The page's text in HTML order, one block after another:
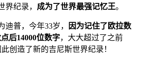
界纪录， 成为了世界最强记忆王。
普，今年33岁，
因为记住了欧拉数
后14000位数字，大大超过了之前
创造了新的吉尼斯世界纪录！